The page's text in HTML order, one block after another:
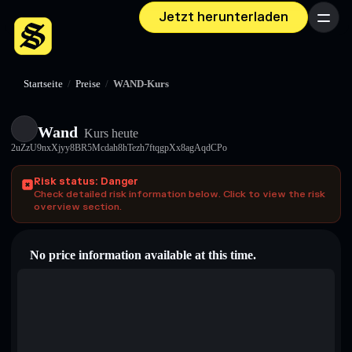
Jetzt herunterladen Menü
Startseite / Preise / WAND-Kurs
Wand Kurs heute
2uZzU9nxXjyy8BR5Mcdah8hTezh7ftqgpXx8agAqdCPo
Risk status: Danger
Check detailed risk information below. Click to view the risk
overview section.
No price information available at this time.